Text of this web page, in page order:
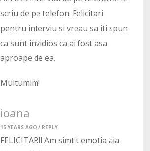
scriu de pe telefon. Felicitari
pentru interviu si vreau sa iti spun
ca sunt invidios ca ai fost asa
aproape de ea.
Multumim!
ioana
15 YEARS AGO / REPLY
FELICITARI! Am simtit emotia aia